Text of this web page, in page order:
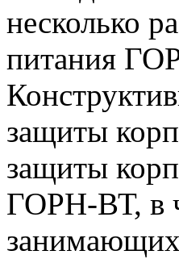
несколько
питания
защиты
защиты
ГОРН-ВТ, в